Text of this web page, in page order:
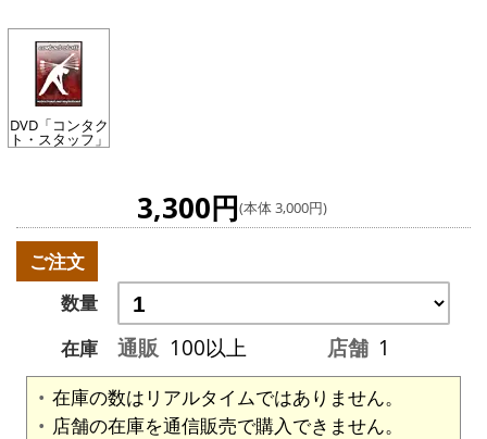
DVD「コンタク
ト・スタッフ」
3,300円(本体 3,000円)
ご注文
数量
在庫
通販 100以上 店舗 1
在庫の数はリアルタイムではありません。
店舗の在庫を通信販売で購入できません。